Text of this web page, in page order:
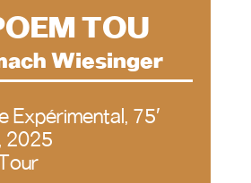
TOU
Wiesinger
Expérimental, 75′
2025